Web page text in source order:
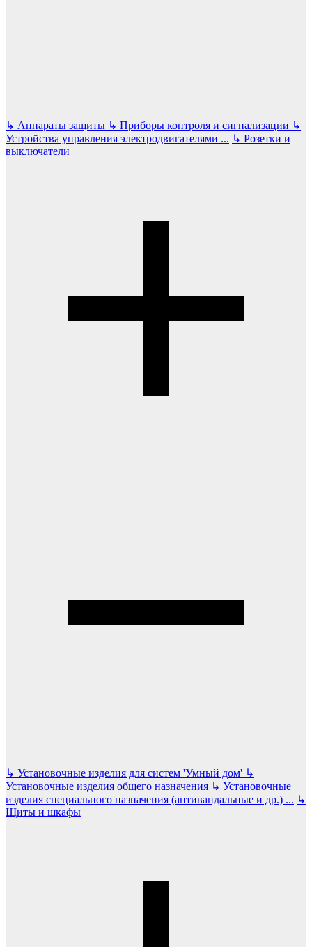
↳ Аппараты защиты ↳ Приборы контроля и сигнализации ↳
Устройства управления электродвигателями ... ↳ Розетки и
выключатели
↳ Установочные изделия для систем 'Умный дом' ↳
Установочные изделия общего назначения ↳ Установочные
изделия специального назначения (антивандальные и др.) ... ↳
Щиты и шкафы